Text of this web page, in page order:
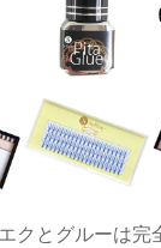
クとグルーは完